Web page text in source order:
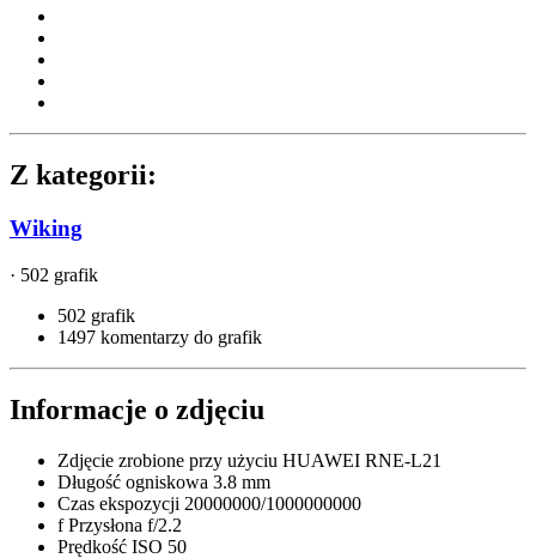
Z kategorii:
Wiking
· 502 grafik
502 grafik
1497 komentarzy do grafik
Informacje o zdjęciu
Zdjęcie zrobione przy użyciu HUAWEI RNE-L21
Długość ogniskowa 3.8 mm
Czas ekspozycji 20000000/1000000000
f Przysłona f/2.2
Prędkość ISO 50